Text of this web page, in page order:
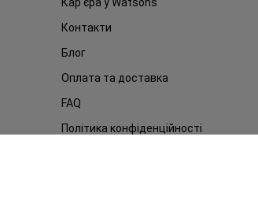
Контакти
Блог
Оплата та доставка
FAQ
Політика конфіденційності